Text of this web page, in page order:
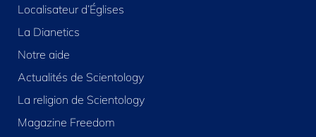
Localisateur d’Églises
La Dianetics
Notre aide
Actualités de Scientology
La religion de Scientology
Magazine Freedom